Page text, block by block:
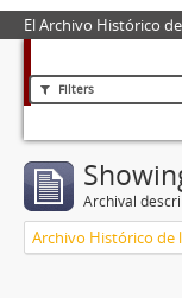
El Archivo Histórico
Filters
Archival
Archivo Histórico de